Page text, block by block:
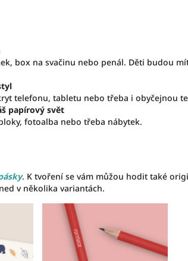
box na svačinu nebo penál. Děti budou
telefonu, tabletu nebo třeba i obyčejnou
papírový svět
fotoalba nebo třeba nábytek.
. K tvoření se vám můžou hodit také
v několika variantách.